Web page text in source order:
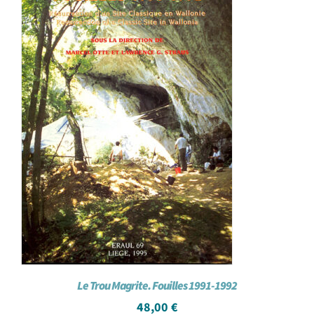
Le Trou Magrite. Fouilles 1991-1992
48,00 €